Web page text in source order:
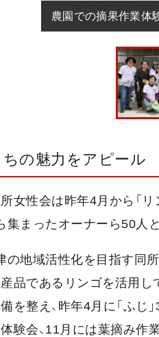
農園での摘果作業体
の魅力をアピール
女性会は昨年4月から「
集まったオーナーら50人
の地域活性化を目指す同
品であるリンゴを活用し
を整え、昨年4月に「ふ
験会、11月には葉摘み作